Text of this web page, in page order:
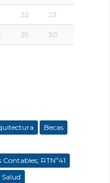
22 23
29 30
Becas
RTNº41
Salud